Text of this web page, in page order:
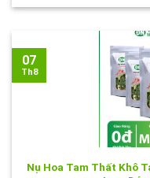
Nụ Hoa Tam Thất Khô
07
Th8